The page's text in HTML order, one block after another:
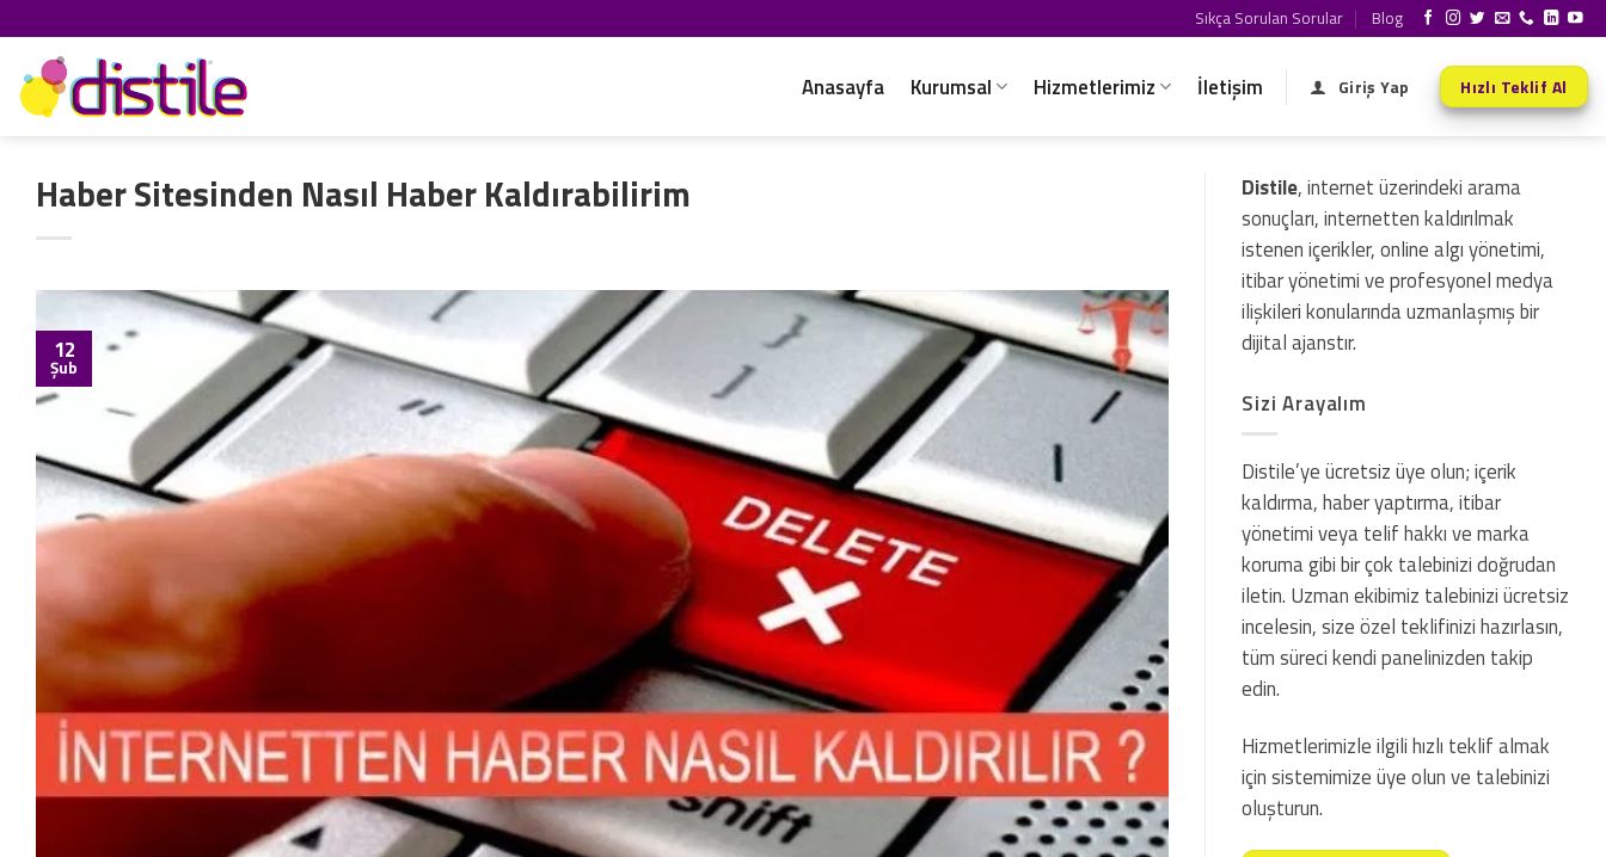
atla
Sıkça Sorulan Sorular Blog
Anasayfa Kurumsal Hizmetlerimiz İletişim Giriş Yap Hızlı Teklif Al
Haber Sitesinden Nasıl Haber Kaldırabilirim
12
Şub
Distile, internet üzerindeki arama
sonuçları, internetten kaldırılmak
istenen içerikler, online algı yönetimi,
itibar yönetimi ve profesyonel medya
ilişkileri konularında uzmanlaşmış bir
dijital ajanstır.
Sizi Arayalım
Distile’ye ücretsiz üye olun; içerik
kaldırma, haber yaptırma, itibar
yönetimi veya telif hakkı ve marka
koruma gibi bir çok talebinizi doğrudan
iletin. Uzman ekibimiz talebinizi ücretsiz
incelesin, size özel teklifinizi hazırlasın,
tüm süreci kendi panelinizden takip
edin.
Hizmetlerimizle ilgili hızlı teklif almak
için sistemimize üye olun ve talebinizi
oluşturun.